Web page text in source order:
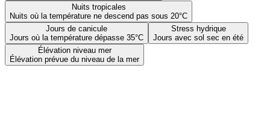
Nuits tropicales
Nuits où la température ne descend pas sous 20°C
Jours de canicule
Jours où la température dépasse 35°C
Stress hydrique
Jours avec sol sec en été
Élévation niveau mer
Élévation prévue du niveau de la mer